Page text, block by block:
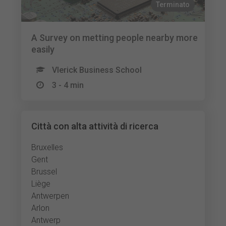
Terminato
A Survey on metting people nearby more
easily
Vlerick Business School
3 - 4 min
Città con alta attività di ricerca
Bruxelles
Gent
Brussel
Liège
Antwerpen
Arlon
Antwerp